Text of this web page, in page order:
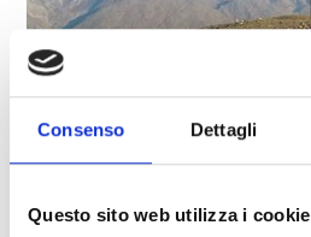
Consenso Dettagli
Questo sito web utilizza i cookie